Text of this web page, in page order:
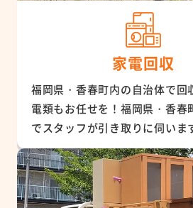
家電回収
福岡県・香春町内の自治体で回
電類もお任せを！福岡県・香春
でスタッフが引き取りに伺いま